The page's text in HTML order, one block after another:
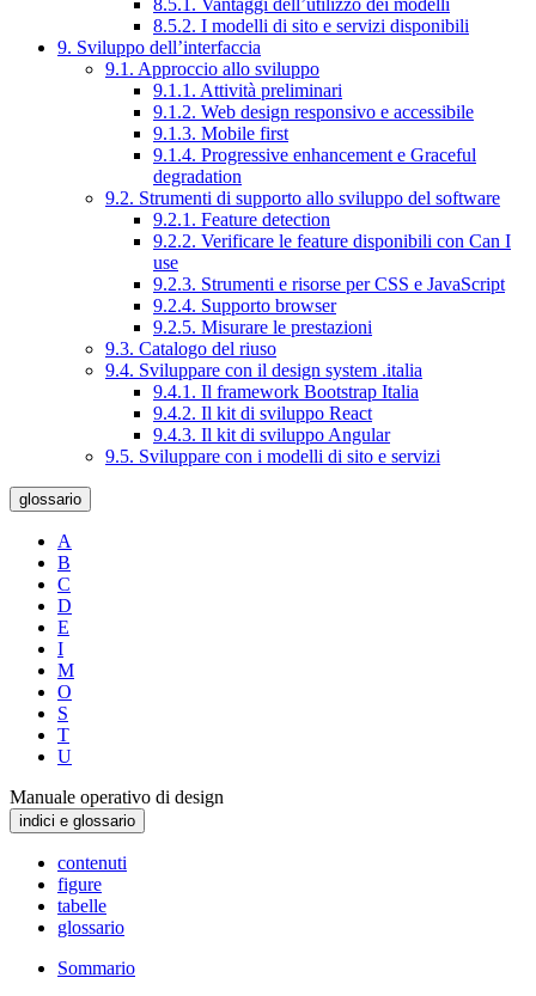
8.5.1. Vantaggi dell’utilizzo dei modelli
8.5.2. I modelli di sito e servizi disponibili
9. Sviluppo dell’interfaccia
9.1. Approccio allo sviluppo
9.1.1. Attività preliminari
9.1.2. Web design responsivo e accessibile
9.1.3. Mobile first
9.1.4. Progressive enhancement e Graceful
degradation
9.2. Strumenti di supporto allo sviluppo del software
9.2.1. Feature detection
9.2.2. Verificare le feature disponibili con Can I
use
9.2.3. Strumenti e risorse per CSS e JavaScript
9.2.4. Supporto browser
9.2.5. Misurare le prestazioni
9.3. Catalogo del riuso
9.4. Sviluppare con il design system .italia
9.4.1. Il framework Bootstrap Italia
9.4.2. Il kit di sviluppo React
9.4.3. Il kit di sviluppo Angular
9.5. Sviluppare con i modelli di sito e servizi
glossario
A
B
C
D
E
I
M
O
S
T
U
Manuale operativo di design
indici e glossario
contenuti
figure
tabelle
glossario
Sommario